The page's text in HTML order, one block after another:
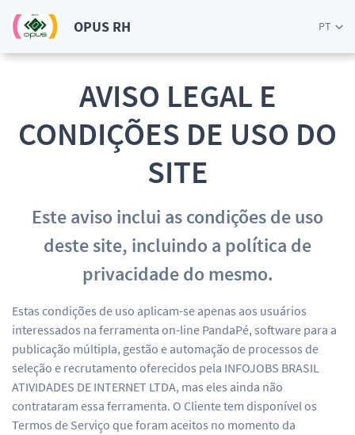
OPUS RH PT
AVISO LEGAL E
CONDIÇÕES DE USO DO
SITE
Este aviso inclui as condições de uso
deste site, incluindo a política de
privacidade do mesmo.
Estas condições de uso aplicam-se apenas aos usuários
interessados na ferramenta on-line PandaPé, software para a
publicação múltipla, gestão e automação de processos de
seleção e recrutamento oferecidos pela INFOJOBS BRASIL
ATIVIDADES DE INTERNET LTDA, mas eles ainda não
contrataram essa ferramenta. O Cliente tem disponível os
Termos de Serviço que foram aceitos no momento da